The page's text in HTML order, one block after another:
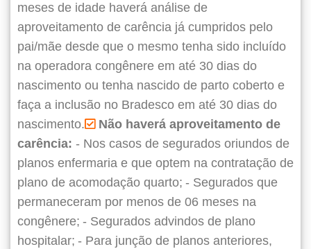
meses de idade haverá análise de
aproveitamento de carência já cumpridos pelo
pai/mãe desde que o mesmo tenha sido incluído
na operadora congênere em até 30 dias do
nascimento ou tenha nascido de parto coberto e
faça a inclusão no Bradesco em até 30 dias do
nascimento.
Não haverá aproveitamento de
carência: - Nos casos de segurados oriundos de
planos enfermaria e que optem na contratação de
plano de acomodação quarto; - Segurados que
permaneceram por menos de 06 meses na
congênere; - Segurados advindos de plano
hospitalar; - Para junção de planos anteriores,